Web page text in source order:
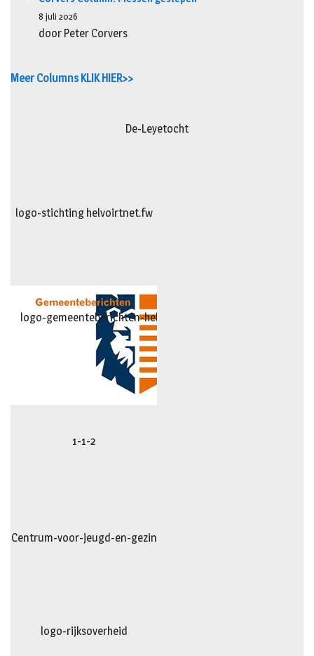
8 juli 2026
door Peter Corvers
Meer Columns KLIK HIER>>
De-Leyetocht
logo-stichting helvoirtnet.fw
logo-gemeenteberichten-hel-vug.fw
1-1-2
Centrum-voor-jeugd-en-gezin
logo-rijksoverheid